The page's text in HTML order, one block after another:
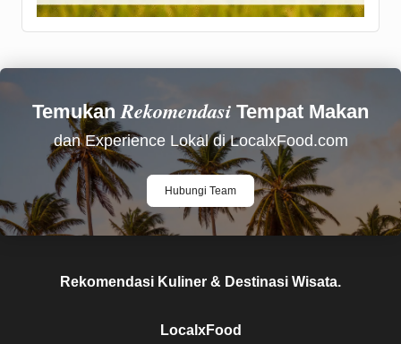
TemukanRekomendasi Tempat Makan
dan Experience Lokal di LocalxFood.com
Hubungi Team
Rekomendasi Kuliner & Destinasi Wisata.
LocalxFood